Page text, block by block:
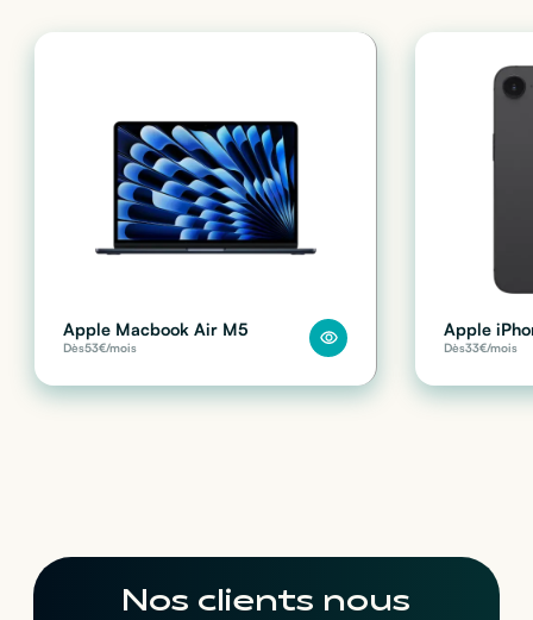
Apple Macbook Air M5
Dès53€/mois
Apple
Dès33€/mois
Nos clients nous